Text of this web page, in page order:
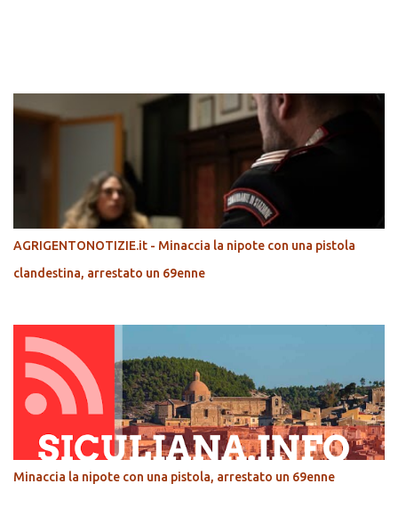
AGRIGENTONOTIZIE.it - Minaccia la nipote con una pistola
clandestina, arrestato un 69enne
Minaccia la nipote con una pistola, arrestato un 69enne